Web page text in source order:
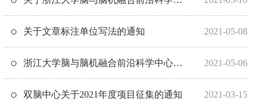
心标识（Logo）评选结果公示
关于文章标注单位写法的通知 2021-05-08
浙江大学脑与脑机融合前沿科学中心关
于拟资助项目的公示
2021-05-06
双脑中心关于2021年度项目征集的通知 2021-03-15